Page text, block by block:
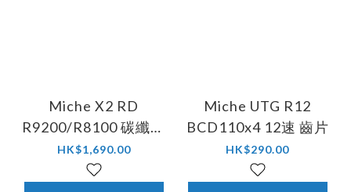
Miche X2 RD
R9200/R8100 碳纖公
路齒片
HK$1,690.00
Miche UTG R12
BCD110x4 12速 齒片
HK$290.00